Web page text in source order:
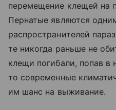
перемещение клещей на
Пернатые являются
распространителей
те никогда раньше не
клещи погибали, попав в
то современные
им шанс на выживание.